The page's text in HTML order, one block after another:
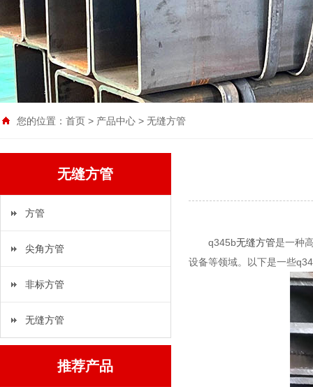
您的位置： 首页 > 产品中心 > 无缝方管
无缝方管
方管
尖角方管
非标方管
无缝方管
推荐产品
q345b无缝方管是一种
设备等领域。以下是一些